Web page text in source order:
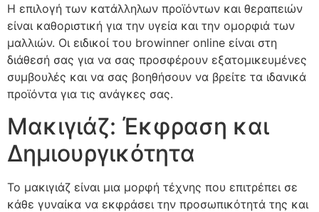
Η επιλογή των κατάλληλων προϊόντων και θεραπειών
είναι καθοριστική για την υγεία και την ομορφιά των
μαλλιών. Οι ειδικοί του browinner online είναι στη
διάθεσή σας για να σας προσφέρουν εξατομικευμένες
συμβουλές και να σας βοηθήσουν να βρείτε τα ιδανικά
προϊόντα για τις ανάγκες σας.
Μακιγιάζ: Έκφραση και
Δημιουργικότητα
Το μακιγιάζ είναι μια μορφή τέχνης που επιτρέπει σε
κάθε γυναίκα να εκφράσει την προσωπικότητά της και